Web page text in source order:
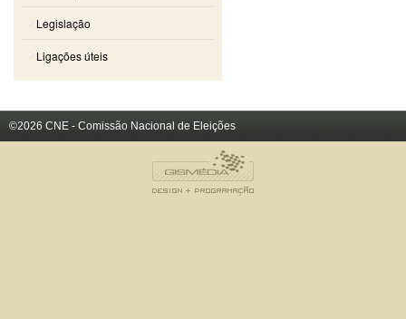
Legislação
Ligações úteis
©2026 CNE - Comissão Nacional de Eleições